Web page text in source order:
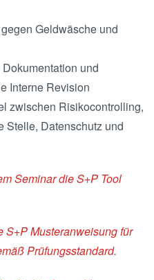
Geldwäsche und
und
Interne Revision
zwischen Risikocontrolling,
Stelle, Datenschutz und
Seminar die S+P Tool
S+P Musteranweisung für
Prüfungsstandard.